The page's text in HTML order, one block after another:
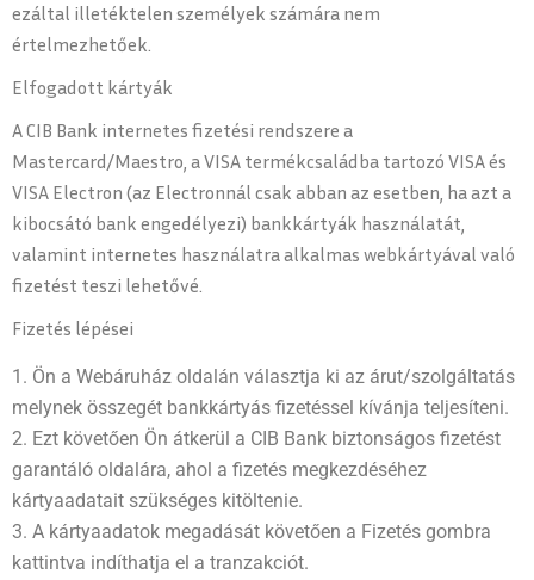
ezáltal illetéktelen személyek számára nem
értelmezhetőek.
Elfogadott kártyák
A CIB Bank internetes fizetési rendszere a
Mastercard/Maestro, a VISA termékcsaládba tartozó VISA és
VISA Electron (az Electronnál csak abban az esetben, ha azt a
kibocsátó bank engedélyezi) bankkártyák használatát,
valamint internetes használatra alkalmas webkártyával való
fizetést teszi lehetővé.
Fizetés lépései
Ön a Webáruház oldalán választja ki az árut/szolgáltatás
melynek összegét bankkártyás fizetéssel kívánja teljesíteni.
Ezt követően Ön átkerül a CIB Bank biztonságos fizetést
garantáló oldalára, ahol a fizetés megkezdéséhez
kártyaadatait szükséges kitöltenie.
A kártyaadatok megadását követően a Fizetés gombra
kattintva indíthatja el a tranzakciót.